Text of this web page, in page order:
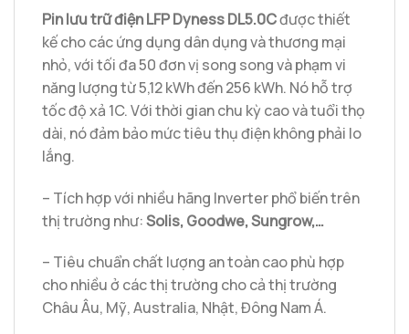
Pin lưu trữ điện LFP Dyness DL5.0Cđược thiết
kế cho các ứng dụng dân dụng và thương mại
nhỏ, với tối đa 50 đơn vị song song và phạm vi
năng lượng từ 5,12 kWh đến 256 kWh. Nó hỗ trợ
tốc độ xả 1C. Với thời gian chu kỳ cao và tuổi thọ
dài, nó đảm bảo mức tiêu thụ điện không phải lo
lắng.
– Tích hợp với nhiều hãng Inverter phổ biến trên
thị trường như:Solis, Goodwe, Sungrow,…
– Tiêu chuẩn chất lượng an toàn cao phù hợp
cho nhiều ở các thị trường cho cả thị trường
Châu Âu, Mỹ, Australia, Nhật, Đông Nam Á.